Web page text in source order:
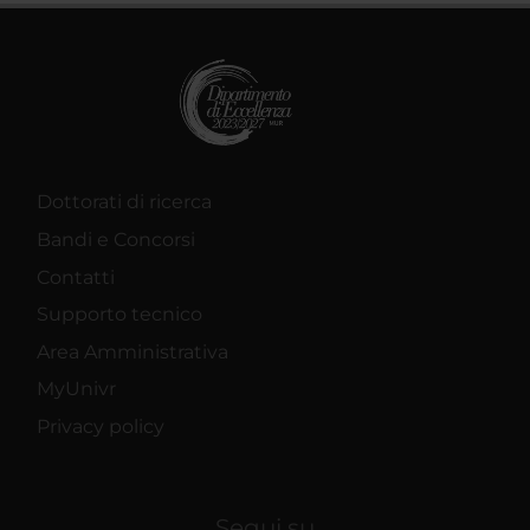
Dottorati di ricerca
Bandi e Concorsi
Contatti
Supporto tecnico
Area Amministrativa
MyUnivr
Privacy policy